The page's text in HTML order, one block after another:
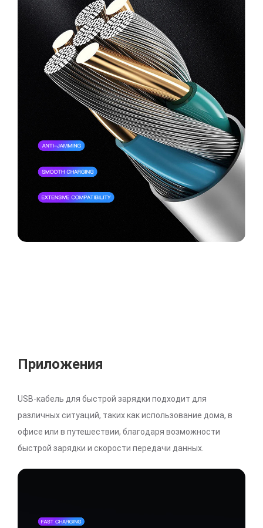
Приложения
USB-кабель для быстрой зарядки подходит для
различных ситуаций, таких как использование дома, в
офисе или в путешествии, благодаря возможности
быстрой зарядки и скорости передачи данных.